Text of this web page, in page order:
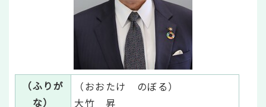
（ふりが
な）
（おおたけ のぼる）
大竹 昇